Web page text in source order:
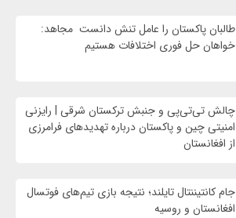
طالبان پاکستان را عامل تنش دانست مجاهد:
خواهان حل فوری اختلافات هستیم
چالش تی‌تی‌پی و جنبش ترکستان شرقی | رایزنی
امنیتی چین و پاکستان درباره تهدیدهای فرامرزی
از افغانستان
جام کانتیننتال تایلند؛ نتیجه بازی تیم‌های فوتسال
افغانستان و روسیه